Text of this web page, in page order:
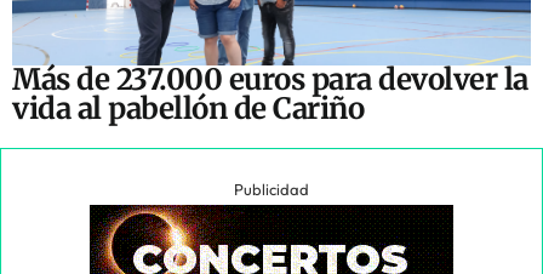
Más de 237.000 euros para devolver la
vida al pabellón de Cariño
Publicidad